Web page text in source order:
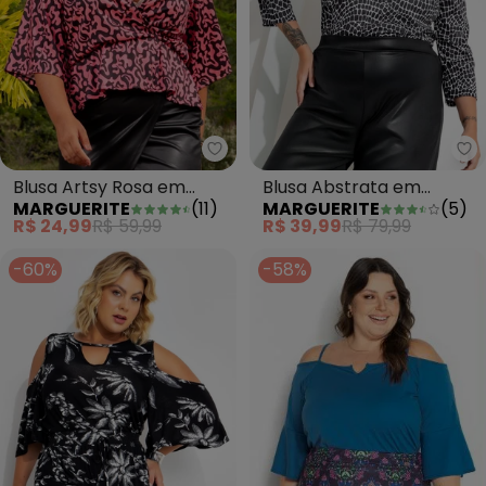
Marguerite - Blusa Artsy Rosa
Blusa Artsy Rosa em
Jersey Acetinado
MARGUERITE (11)
R$ 24,99R$ 59,99
Blusa Abstrata em
Jersey
MARGUERITE (5)
R$ 39,99R$ 79,99
-60%
-58%